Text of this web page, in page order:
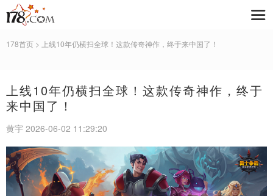
178首页 > 上线10年仍横扫全球！这款传奇神作，终于来中国了！
上线10年仍横扫全球！这款传奇神作，终于
来中国了！
黄宇 2026-06-02 11:29:20